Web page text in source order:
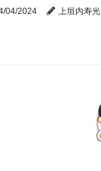
04/2024 上垣内寿光